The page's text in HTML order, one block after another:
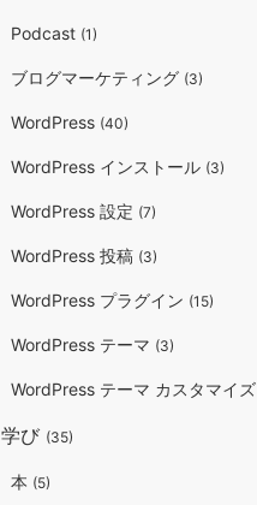
Podcast (1)
ブログマーケティング (3)
WordPress (40)
WordPress インストール (3)
WordPress 設定 (7)
WordPress 投稿 (3)
WordPress プラグイン (15)
WordPress テーマ (3)
WordPress テーマ カスタマイズ
学び (35)
本 (5)